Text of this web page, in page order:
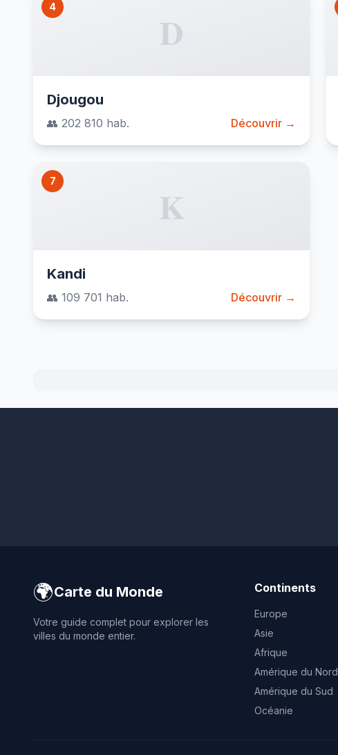
4
D
Djougou
👥 202 810 hab. Découvrir →
7
K
Kandi
👥 109 701 hab. Découvrir →
🌍Carte du Monde
Votre guide complet pour explorer les
villes du monde entier.
Continents
Europe
Asie
Afrique
Amérique du Nord
Amérique du Sud
Océanie